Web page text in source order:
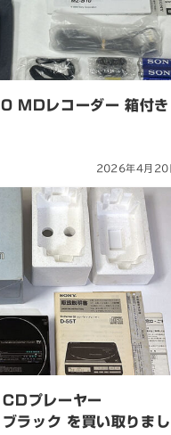
レコーダー 箱付き
2026年4月20
プレーヤー
ラック を買い取りまし